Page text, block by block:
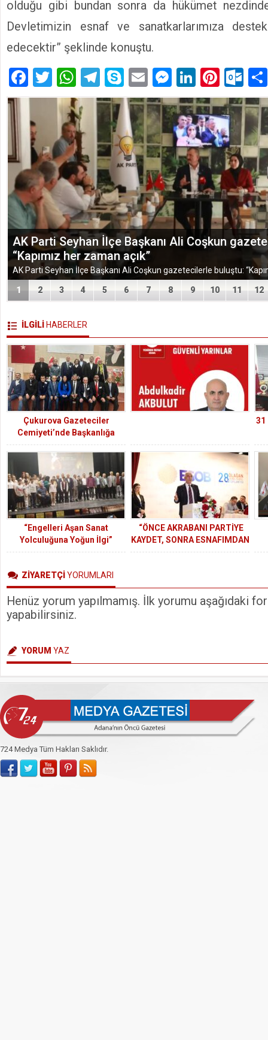
olduğu gibi bundan sonra da hükümet nezdinde
Devletimizin esnaf ve sanatkarlarımıza
edecektir” şeklinde konuştu.
Facebook
Twitter
WhatsApp
Telegram
SkypeEmailMessenger
LinkedIn
TÜGEM Adana Temmuz Ayı Toplantısında Yol
1 2 3 4 5 6 7 8 9 10 11 12
İLGİLİ HABERLER
Çukurova Gazeteciler
Cemiyeti’nde Başkanlığa
Kurtul Çakın Seçildi
31
“Engelleri Aşan Sanat
Yolculuğuna Yoğun İlgi”
“ÖNCE AKRABANI PARTİYE
KAYDET, SONRA ESNAFIMDAN
DESTEK İSTE”
ZİYARETÇİYORUMLARI
Henüz yorum yapılmamış. İlk yorumu aşağıdaki
yapabilirsiniz.
YORUM YAZ
724 Medya Tüm Hakları Saklıdır.